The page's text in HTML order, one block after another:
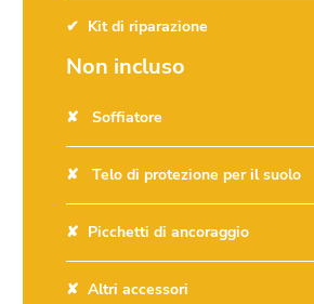
Kit di riparazione
Non incluso
Soffiatore
Telo di protezione per il suolo
Picchetti di ancoraggio
Altri accessori